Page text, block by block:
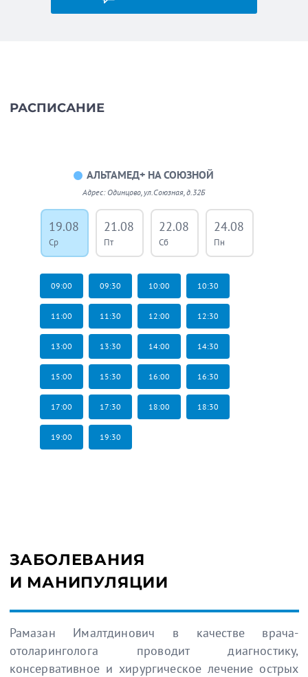
РАСПИСАНИЕ
АЛЬТАМЕД+ НА СОЮЗНОЙ
Адрес: Одинцово, ул.Союзная, д.32Б
19.08
Ср
21.08
Пт
22.08
Сб
24.08
Пн
09:00 09:30 10:00 10:30
11:00 11:30 12:00 12:30
13:00 13:30 14:00 14:30
15:00 15:30 16:00 16:30
17:00 17:30 18:00 18:30
19:00 19:30
ЗАБОЛЕВАНИЯ
И МАНИПУЛЯЦИИ
Рамазан Ималтдинович в качестве врача-
отоларинголога проводит диагностику,
консервативное и хирургическое лечение острых